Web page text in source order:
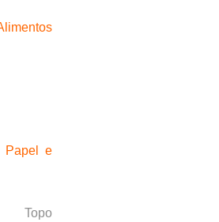
Papel e
Topo